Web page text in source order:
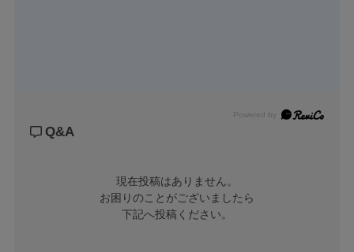
Powered by
Q&A
現在投稿はありません。
お困りのことがございましたら
下記へ投稿ください。